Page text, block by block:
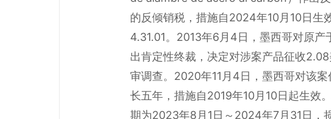
的反倾销税，措施自2024年10月10日生
4.31.01。2013年6月4日，墨西哥对原
出肯定性终裁，决定对涉案产品征收
审调查。2020年11月4日，墨西哥对该
长五年，措施自2019年10月10日起生效
期为2023年8月1日～2024年7月31日，